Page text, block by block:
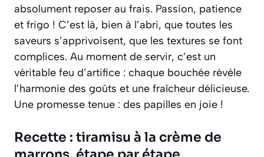
absolument reposer au frais. Passion, patience
et frigo ! C’est là, bien à l’abri, que toutes les
saveurs s’apprivoisent, que les textures se font
complices. Au moment de servir, c’est un
véritable feu d’artifice : chaque bouchée révèle
l’harmonie des goûts et une fraîcheur délicieuse.
Une promesse tenue : des papilles en joie !
Recette : tiramisu à la crème de